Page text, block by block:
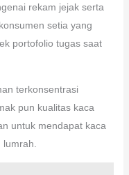
rekam jejak serta
setia yang
portofolio tugas saat
terkonsentrasi
pun kualitas kaca
untuk mendapat kaca